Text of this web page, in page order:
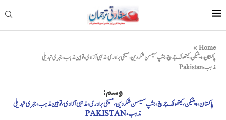
Home
»
پاکستان، ویٹیکن، کیتھولک چرچ، بشپ سیمسن شکردین، مسیحی برادری، مذہبی آزادی، توہین مذہب، جبری تبدیلی
مذہب، Pakistan
وسم:
پاکستان، ویٹیکن، کیتھولک چرچ، بشپ سیمسن شکردین، مسیحی برادری، مذہبی آزادی، توہین مذہب، جبری تبدیلی
مذہب، PAKISTAN